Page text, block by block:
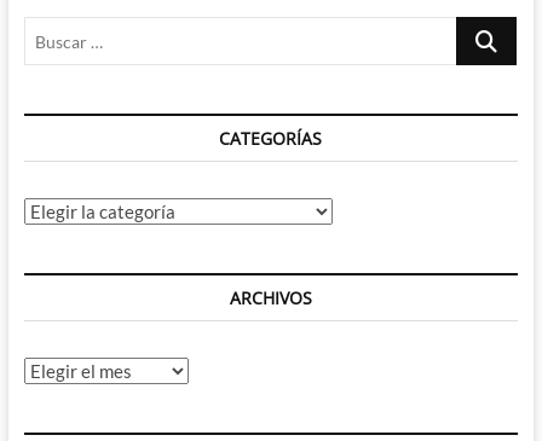
Buscar
CATEGORÍAS
Categorías
ARCHIVOS
Archivos